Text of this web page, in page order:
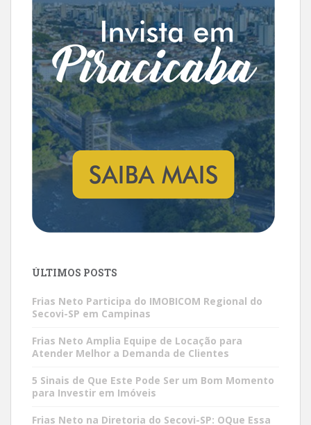
ÚLTIMOS POSTS
Frias Neto Participa do IMOBICOM Regional do
Secovi-SP em Campinas
Frias Neto Amplia Equipe de Locação para
Atender Melhor a Demanda de Clientes
5 Sinais de Que Este Pode Ser um Bom Momento
para Investir em Imóveis
Frias Neto na Diretoria do Secovi-SP: OQue Essa